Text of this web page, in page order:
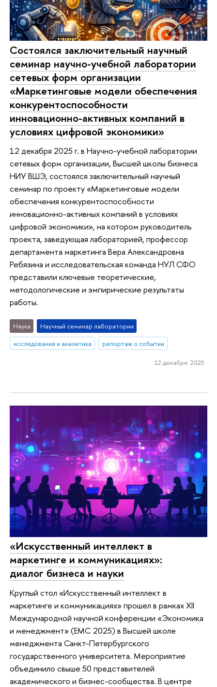
Состоялся заключительный научный
семинар научно-учебной лаборатории
сетевых форм организации
«Маркетинговые модели обеспечения
конкурентоспособности
инновационно-активных компаний в
условиях цифровой экономики»
12 декабря 2025 г. в Научно-учебной лаборатории
сетевых форм организации, Высшей школы бизнеса
НИУ ВШЭ, состоялся заключительный научный
семинар по проекту «Маркетинговые модели
обеспечения конкурентоспособности
инновационно-активных компаний в условиях
цифровой экономики», на котором руководитель
проекта, заведующая лабораторией, профессор
департамента маркетинга Вера Александровна
Ребязина и исследовательская команда НУЛ СФО
представили ключевые теоретические,
методологические и эмпирические результаты
работы.
Наука
Научный семинар лаборатории
исследования и аналитика
репортаж о событии
12 декабря 2025
«Искусственный интеллект в
маркетинге и коммуникациях»:
диалог бизнеса и науки
Круглый стол «Искусственный интеллект в
маркетинге и коммуникациях» прошел в рамках XII
Международной научной конференции «Экономика
и менеджмент» (EMC 2025) в Высшей школе
менеджмента Санкт-Петербургского
государственного университета. Мероприятие
объединило свыше 50 представителей
академического и бизнес-сообщества. В центре